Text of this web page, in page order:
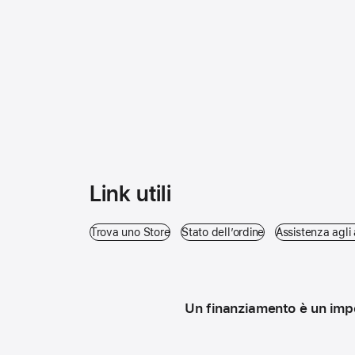
Link utili
Trova uno Store(Si apre in una nuova finestra)
Stato dell’ordine(Si apre in una
Assistenza agli
Un finanziamento è un